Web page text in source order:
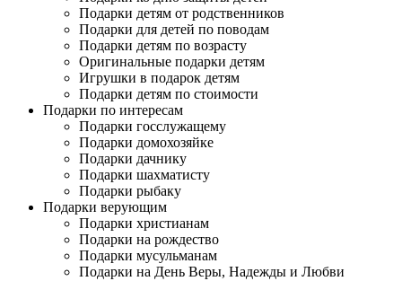
Подарки детям от родственников
Подарки для детей по поводам
Подарки детям по возрасту
Оригинальные подарки детям
Игрушки в подарок детям
Подарки детям по стоимости
Подарки по интересам
Подарки госслужащему
Подарки домохозяйке
Подарки дачнику
Подарки шахматисту
Подарки рыбаку
Подарки верующим
Подарки христианам
Подарки на рождество
Подарки мусульманам
Подарки на День Веры, Надежды и Любви